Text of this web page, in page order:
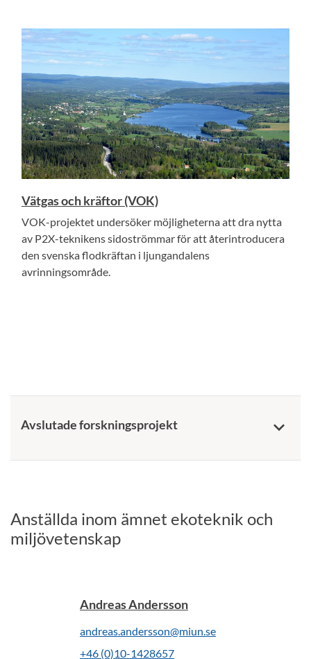
Vätgas och kräftor (VOK)
VOK-projektet undersöker möjligheterna att dra nytta
av P2X-teknikens sidoströmmar för att återintroducera
den svenska flodkräftan i ljungandalens
avrinningsområde.
Avslutade forskningsprojekt keyboard_arrow_down
Anställda inom ämnet ekoteknik och
miljövetenskap
Andreas Andersson
andreas.andersson@miun.se
+46 (0)10-1428657